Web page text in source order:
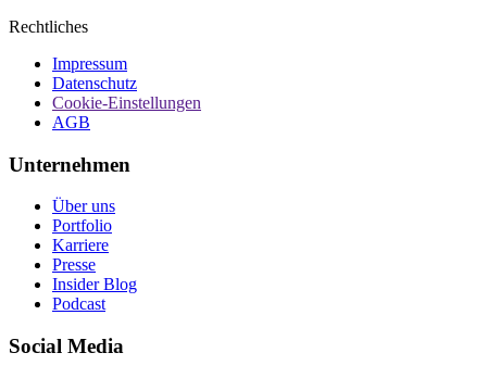
Rechtliches
Impressum
Datenschutz
Cookie-Einstellungen
AGB
Unternehmen
Über uns
Portfolio
Karriere
Presse
Insider Blog
Podcast
Social Media